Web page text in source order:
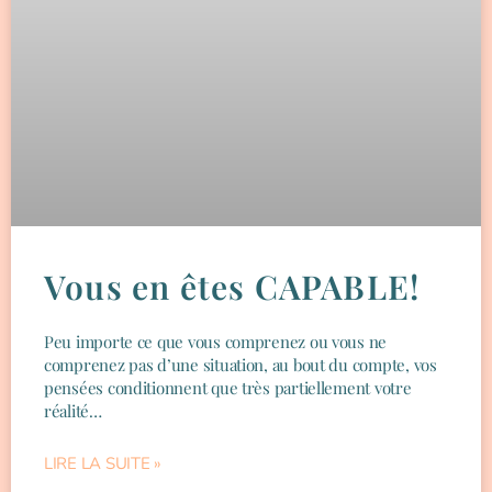
Vous en êtes CAPABLE!
Peu importe ce que vous comprenez ou vous ne
comprenez pas d’une situation, au bout du compte, vos
pensées conditionnent que très partiellement votre
réalité…
LIRE LA SUITE »